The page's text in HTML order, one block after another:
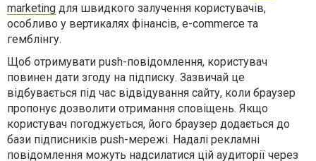
marketing для швидкого залучення користувачів,
особливо у вертикалях фінансів, e-commerce та
гемблінгу.
Щоб отримувати push-повідомлення, користувач
повинен дати згоду на підписку. Зазвичай це
відбувається під час відвідування сайту, коли браузер
пропонує дозволити отримання сповіщень. Якщо
користувач погоджується, його браузер додається до
бази підписників push-мережі. Надалі рекламні
повідомлення можуть надсилатися цій аудиторії через